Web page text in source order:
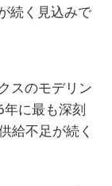
続く見込みで
スのモデリン
に最も深刻
給不足が続く